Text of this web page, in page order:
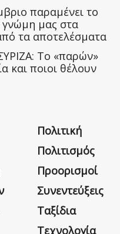
παραμένει το
μας στα
τα αποτελέσματα
Το «παρών»
και ποιοι θέλουν
Πολιτική
Πολιτισμός
Προορισμοί
Συνεντεύξεις
Ταξίδια
Τεχνολογία